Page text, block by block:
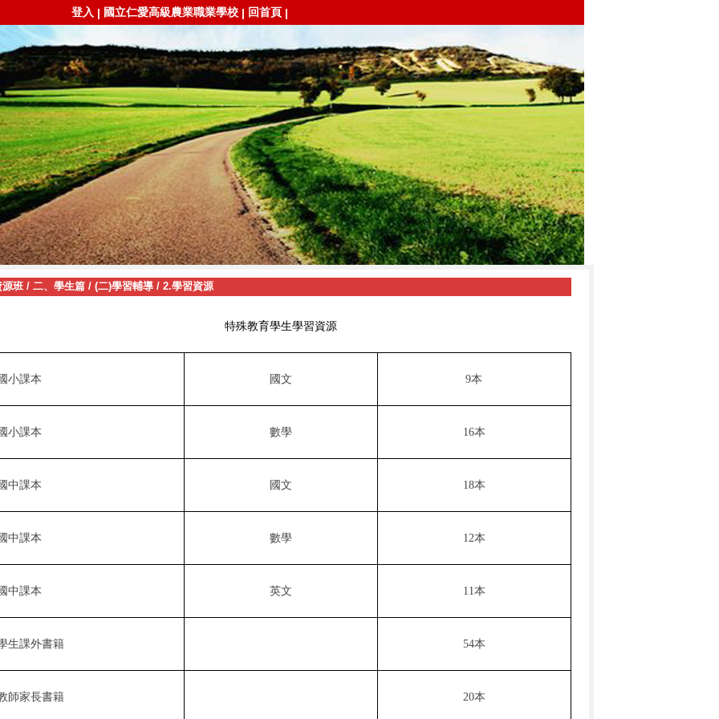
登入 | 國立仁愛高級農業職業學校 | 回首頁 |
源班/ 二、學生篇/ (二)學習輔導/ 2.學習資源
特殊教育學生學習資源
小課本 國文 9本
小課本 數學 16本
中課本 國文 18本
中課本 數學 12本
中課本 英文 11本
生課外書籍 54本
師家長書籍 20本